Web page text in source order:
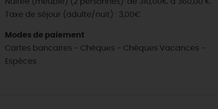
Taxe de séjour (adulte/nuit) : 3,00€
Modes de paiement
Cartes bancaires - Chèques - Chèques Vacances -
Espèces